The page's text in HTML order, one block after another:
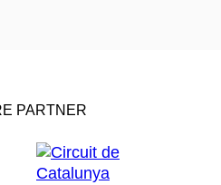
PARTNER